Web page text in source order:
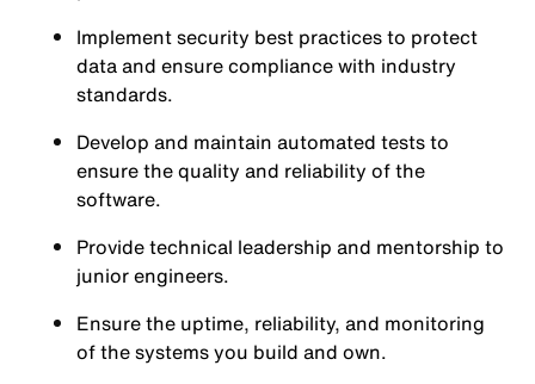
Implement security best practices to protect
data and ensure compliancewith industry
standards.
Develop and maintain automated tests to
ensure the quality and reliability of the
software.
Providetechnical leadership and mentorship to
junior engineers.
Ensure the uptime, reliability, and monitoring
of the systems you build and own.